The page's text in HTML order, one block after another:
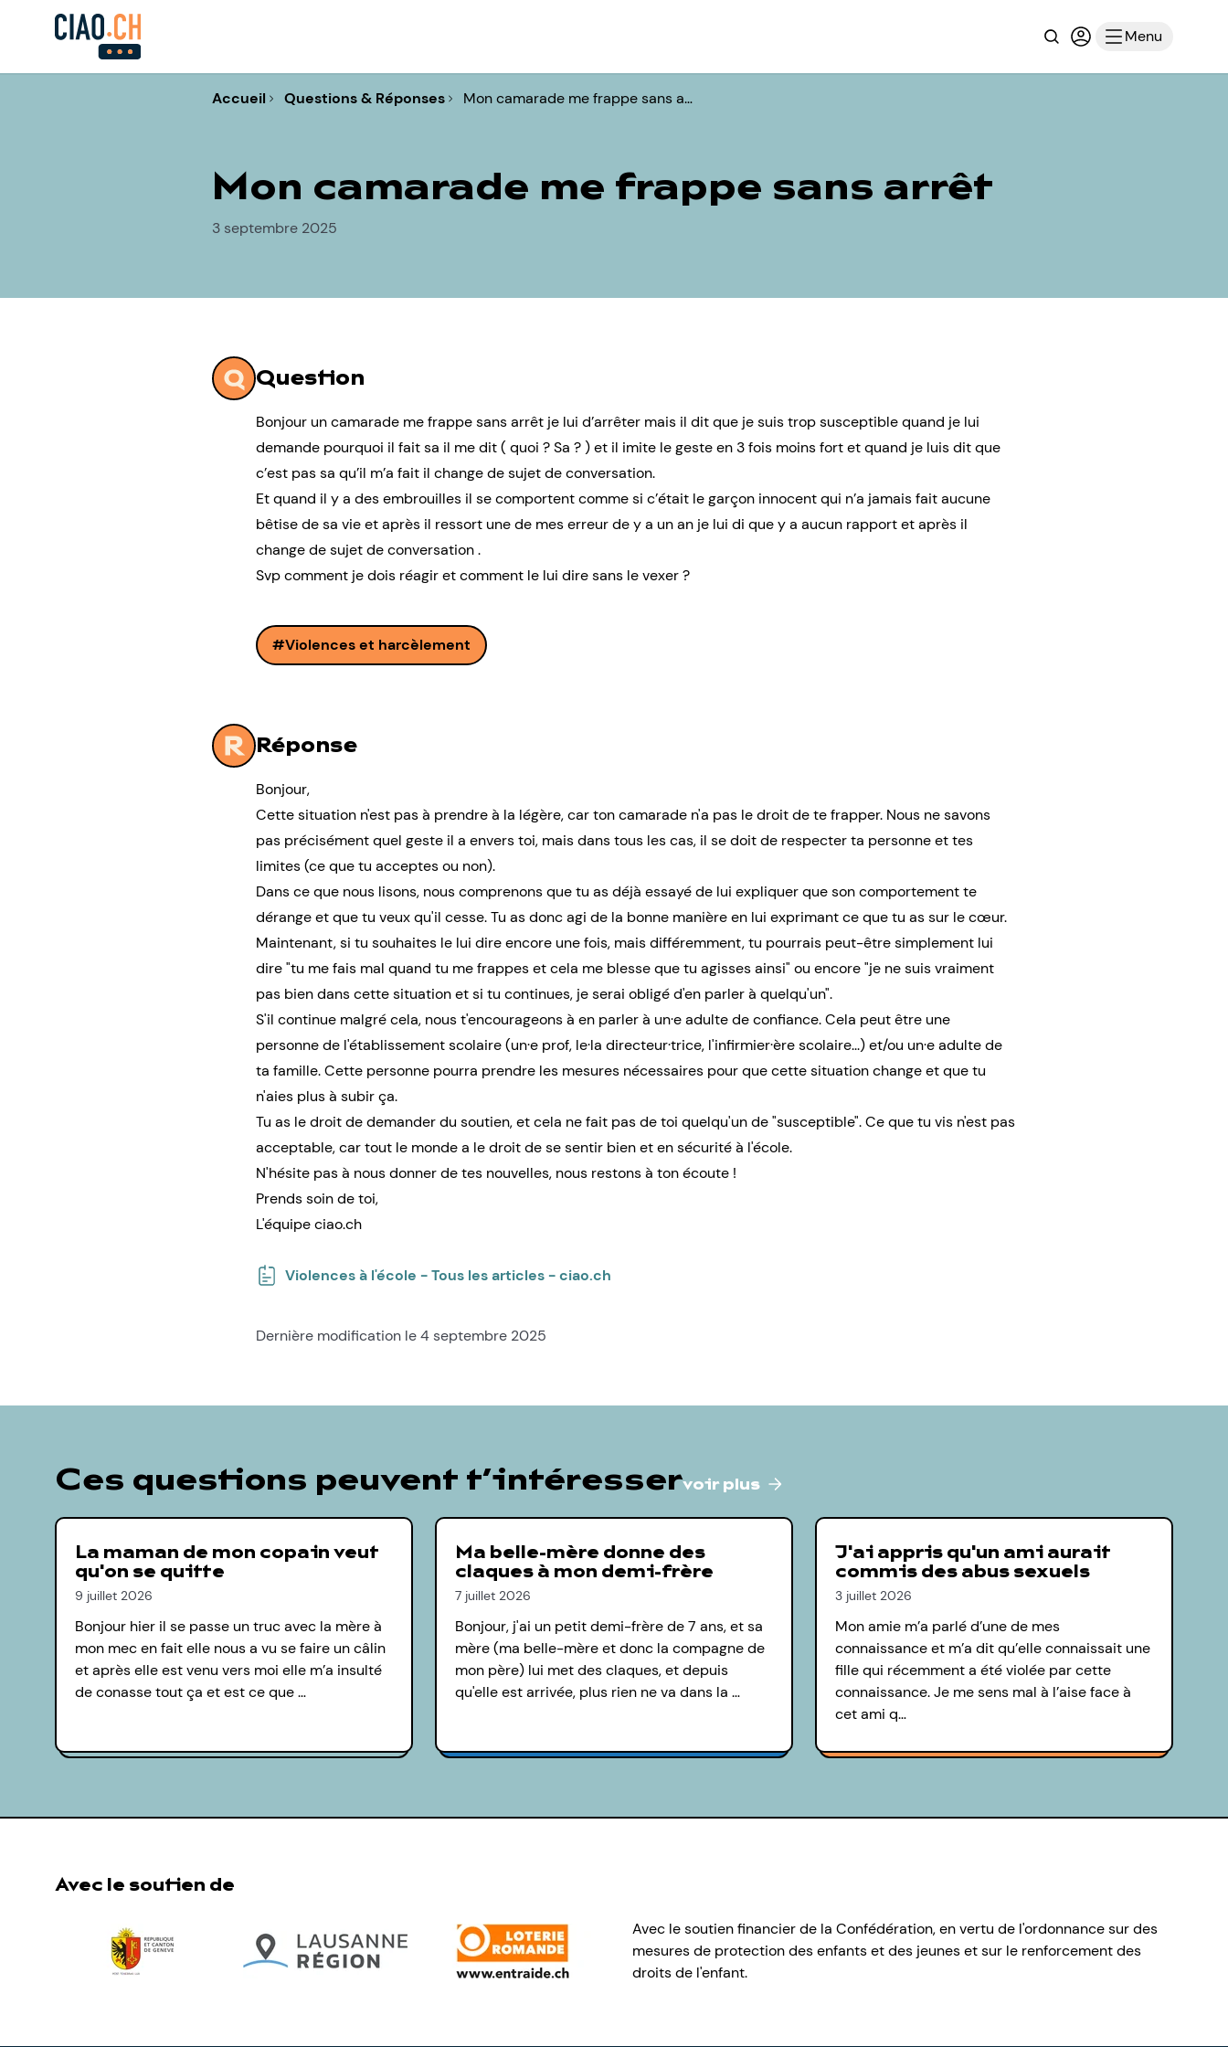
RechercheConnexion ou
Menu
Accueil Questions & Réponses Mon camarade me frappe sans a…
Mon camarade me frappe sans arrêt
3 septembre 2025
Question
Bonjour un camarade me frappe sans arrêt je lui d’arrêter mais il dit que je suis trop susceptible quand je lui
demande pourquoi il fait sa il me dit ( quoi ? Sa ? ) et il imite le geste en 3 fois moins fort et quand je luis dit que
c’est pas sa qu’il m’a fait il change de sujet de conversation.
Et quand il y a des embrouilles il se comportent comme si c’était le garçon innocent qui n’a jamais fait aucune
bêtise de sa vie et après il ressort une de mes erreur de y a un an je lui di que y a aucun rapport et après il
change de sujet de conversation .
Svp comment je dois réagir et comment le lui dire sans le vexer ?
Violences et harcèlement
Réponse
Bonjour,
Cette situation n'est pas à prendre à la légère, car ton camarade n'a pas le droit de te frapper. Nous ne savons
pas précisément quel geste il a envers toi, mais dans tous les cas, il se doit de respecter ta personne et tes
limites (ce que tu acceptes ou non).
Dans ce que nous lisons, nous comprenons que tu as déjà essayé de lui expliquer que son comportement te
dérange et que tu veux qu'il cesse. Tu as donc agi de la bonne manière en lui exprimant ce que tu as sur le cœur.
Maintenant, si tu souhaites le lui dire encore une fois, mais différemment, tu pourrais peut-être simplement lui
dire "tu me fais mal quand tu me frappes et cela me blesse que tu agisses ainsi" ou encore "je ne suis vraiment
pas bien dans cette situation et si tu continues, je serai obligé d'en parler à quelqu'un".
S'il continue malgré cela, nous t'encourageons à en parler à un·e adulte de confiance. Cela peut être une
personne de l'établissement scolaire (un·e prof, le·la directeur·trice, l'infirmier·ère scolaire...) et/ou un·e adulte de
ta famille. Cette personne pourra prendre les mesures nécessaires pour que cette situation change et que tu
n'aies plus à subir ça.
Tu as le droit de demander du soutien, et cela ne fait pas de toi quelqu'un de "susceptible". Ce que tu vis n'est pas
acceptable, car tout le monde a le droit de se sentir bien et en sécurité à l'école.
N'hésite pas à nous donner de tes nouvelles, nous restons à ton écoute !
Prends soin de toi,
L'équipe ciao.ch
Violences à l'école - Tous les articles - ciao.ch
Dernière modification le 4 septembre 2025
Ces questions peuvent t’intéresservoir plus
La maman de mon copain veut
qu'on se quitte
9 juillet 2026
Bonjour hier il se passe un truc avec la mère à
mon mec en fait elle nous a vu se faire un câlin
et après elle est venu vers moi elle m’a insulté
de conasse tout ça et est ce que …
Ma belle-mère donne des
claques à mon demi-frère
7 juillet 2026
Bonjour, j'ai un petit demi-frère de 7 ans, et sa
mère (ma belle-mère et donc la compagne de
mon père) lui met des claques, et depuis
qu'elle est arrivée, plus rien ne va dans la …
J'ai appris qu'un ami aurait
commis des abus sexuels
3 juillet 2026
Mon amie m’a parlé d’une de mes
connaissance et m’a dit qu’elle connaissait une
fille qui récemment a été violée par cette
connaissance. Je me sens mal à l’aise face à
cet ami q…
Avec le soutien de
Avec le soutien financier de la Confédération, en vertu de l'ordonnance sur des
mesures de protection des enfants et des jeunes et sur le renforcement des
droits de l'enfant.